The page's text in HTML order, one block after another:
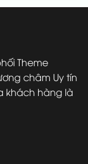
Theme
châm Uy tín
khách hàng là